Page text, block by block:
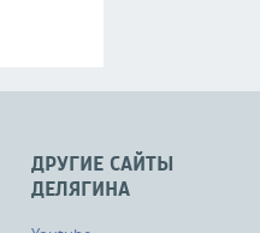
ДРУГИЕ САЙТЫ
ДЕЛЯГИНА